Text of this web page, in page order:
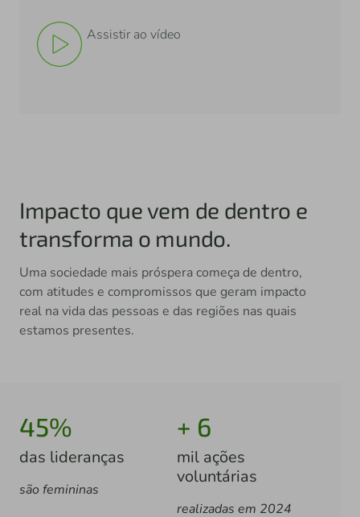
Assistir ao vídeo
Impacto que vem de dentro e
transforma o mundo.
Uma sociedade mais próspera começa de dentro,
com atitudes e compromissos que geram impacto
real na vida das pessoas e das regiões nas quais
estamos presentes.
45%
das lideranças
são femininas
+ 6
mil ações
voluntárias
realizadas em 2024